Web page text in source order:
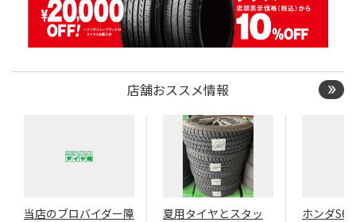
店舗おススメ情報
当店のブロバイダー障
夏用タイヤとスタッ
ホンダ